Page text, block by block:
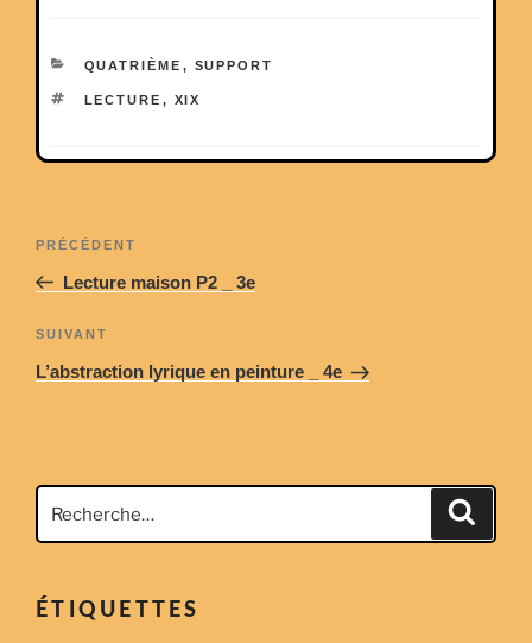
CATÉGORIES
QUATRIÈME , SUPPORT
ÉTIQUETTES
LECTURE , XIX
Navigation
l’article
Article
précédent
PRÉCÉDENT
Lecture maison P2 _ 3e
Article
suivant
SUIVANT
L’abstraction lyrique en peinture _ 4e
pour
ÉTIQUETTES